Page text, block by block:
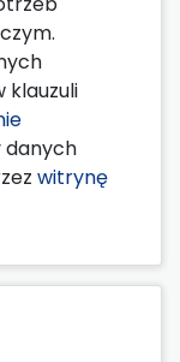
klauzuli
danych
witrynę